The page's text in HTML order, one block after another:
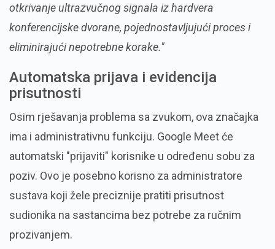
otkrivanje ultrazvučnog signala iz hardvera
konferencijske dvorane, pojednostavljujući proces i
eliminirajući nepotrebne korake."
Automatska prijava i evidencija
prisutnosti
Osim rješavanja problema sa zvukom, ova značajka
ima i administrativnu funkciju. Google Meet će
automatski "prijaviti" korisnike u određenu sobu za
poziv. Ovo je posebno korisno za administratore
sustava koji žele preciznije pratiti prisutnost
sudionika na sastancima bez potrebe za ručnim
prozivanjem.